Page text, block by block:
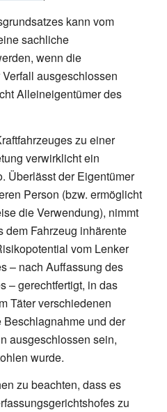
kann vom
sachliche
wenn die
ausgeschlossen
Alleineigentümer des
zu einer
verwirklicht ein
Überlässt der Eigentümer
Person (bzw. ermöglicht
die Verwendung), nimmt
dem Fahrzeug inhärente
vom Lenker
– nach Auffassung des
– gerechtfertigt, in das
Täter verschiedenen
und der
ausgeschlossen sein,
wurde.
zu beachten, dass es
zu